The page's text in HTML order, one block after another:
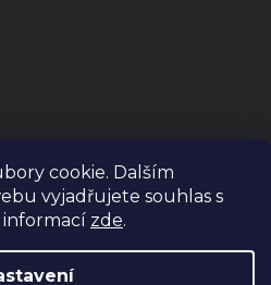
cookie. Dalším
vyjadřujete souhlas s
informací zde.